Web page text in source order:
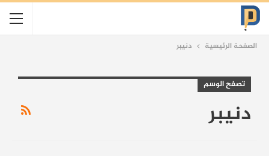
الصفحة الرئيسية دنيبر
تصفح الوسم
دنيبر